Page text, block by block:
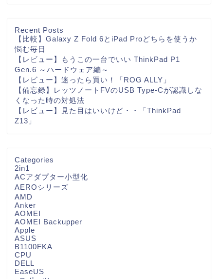
Recent Posts
【比較】Galaxy Z Fold 6とiPad Proどちらを使うか
悩む毎日
【レビュー】もうこの一台でいい ThinkPad P1
Gen.6 ～ハードウェア編～
【レビュー】迷ったら買い！「ROG ALLY」
【備忘録】レッツノートFVのUSB Type-Cが認識しな
くなった時の対処法
【レビュー】見た目はいいけど・・「ThinkPad
Z13」
Categories
2in1
ACアダプター小型化
AEROシリーズ
AMD
Anker
AOMEI
AOMEI Backupper
Apple
ASUS
B1100FKA
CPU
DELL
EaseUS